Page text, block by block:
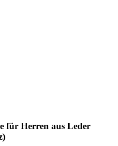
für Herren aus Leder